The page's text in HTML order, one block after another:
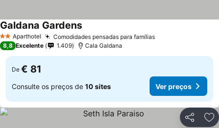
2 EstrelasAparthotel Comodidades pensadas para famílias
Galdana Gardens
8,8 Excelente 1.409 Cala Galdana
De € 81
Consulte os preços de 10 sites Ver preços
Partilhar